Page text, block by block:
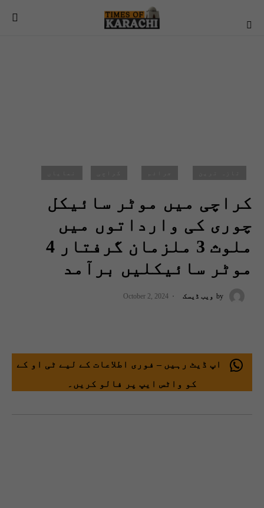
کراچی میں موٹر سائیکل
چوری کی وارداتوں میں
ملوث 3 ملزمان گرفتار 4
موٹر سائیکلیں برآمد
by ویب ڈیسک October 2, 2024
اپ ڈیٹ رہیں – فوری اطلاعات کے لیے ٹی او کے
کو واٹس ایپ پر فالو کریں۔